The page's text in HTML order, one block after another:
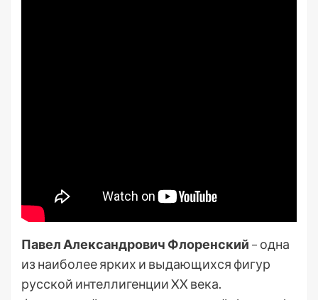
Павел Александрович Флоренский – одна
из наиболее ярких и выдающихся фигур
русской интеллигенции XX века.